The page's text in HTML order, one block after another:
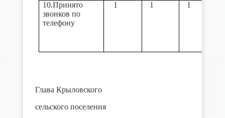
10.Принято
звонков по
телефону
1 1 1
Глава Крыловского
сельского поселения